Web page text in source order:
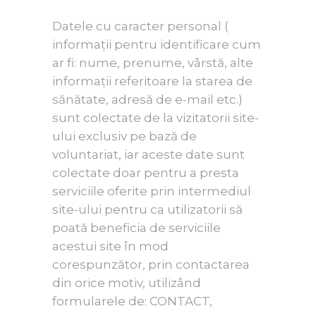
Datele cu caracter personal (
informații pentru identificare cum
ar fi: nume, prenume, vârstă, alte
informații referitoare la starea de
sănătate, adresă de e-mail etc.)
sunt colectate de la vizitatorii site-
ului exclusiv pe bază de
voluntariat, iar aceste date sunt
colectate doar pentru a presta
serviciile oferite prin intermediul
site-ului pentru ca utilizatorii să
poată beneficia de serviciile
acestui site în mod
corespunzător, prin contactarea
din orice motiv, utilizând
formularele de: CONTACT,